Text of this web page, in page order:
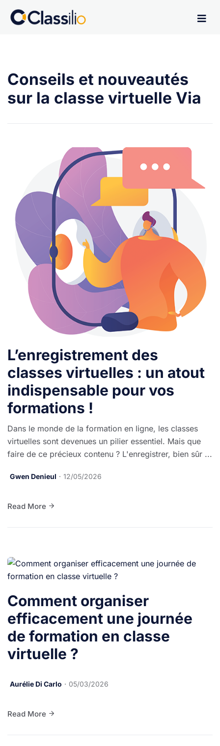
Conseils et nouveautés
sur la classe virtuelle Via
L’enregistrement des
classes virtuelles : un atout
indispensable pour vos
formations !
Dans le monde de la formation en ligne, les classes
virtuelles sont devenues un pilier essentiel. Mais que
faire de ce précieux contenu ? L'enregistrer, bien sûr ...
Gwen Denieul 12/05/2026
Read More
Comment organiser
efficacement une journée
de formation en classe
virtuelle ?
Aurélie Di Carlo 05/03/2026
Read More